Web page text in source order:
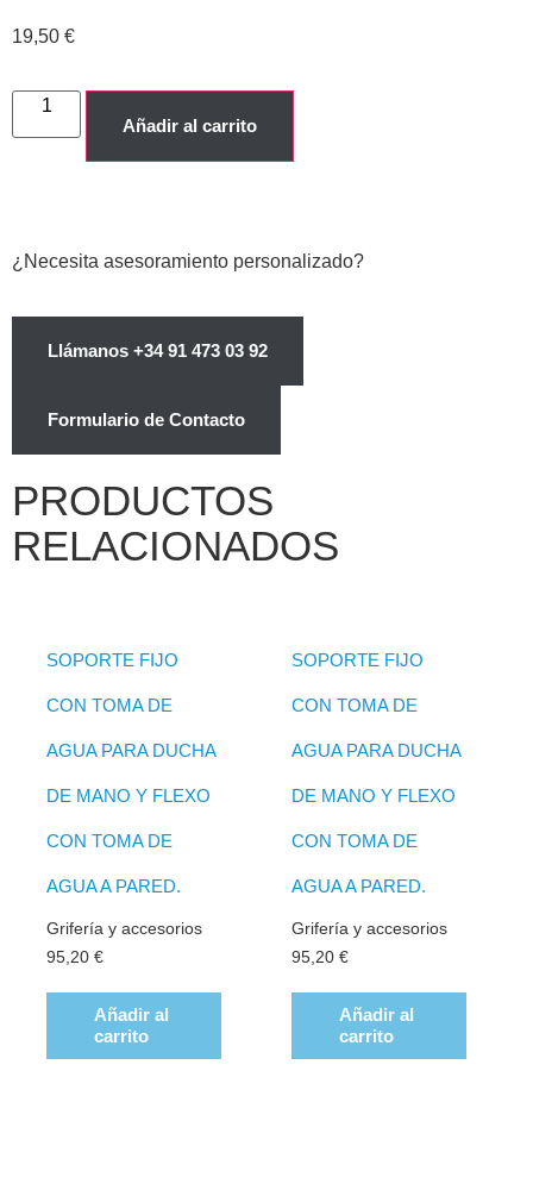
19,50 €
Añadir al carrito
¿Necesita asesoramiento personalizado?
Llámanos +34 91 473 03 92
Formulario de Contacto
PRODUCTOS
RELACIONADOS
SOPORTE FIJO
CON TOMA DE
AGUA PARA DUCHA
DE MANO Y FLEXO
CON TOMA DE
AGUA A PARED.
Grifería y accesorios
95,20€
Añadir al
carrito
SOPORTE FIJO
CON TOMA DE
AGUA PARA DUCHA
DE MANO Y FLEXO
CON TOMA DE
AGUA A PARED.
Grifería y accesorios
95,20 €
Añadir al
carrito